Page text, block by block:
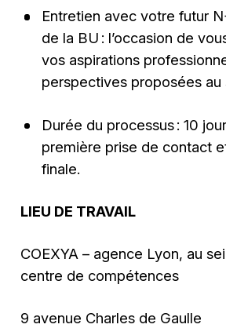
Entretien avec votre futur
de la BU : l’occasion de
vos aspirations
perspectives proposées au
Durée du processus : 10
première prise de contact
finale.
LIEU DE TRAVAIL
COEXYA – agence Lyon, au
centre de compétences
9 avenue Charles de Gaulle